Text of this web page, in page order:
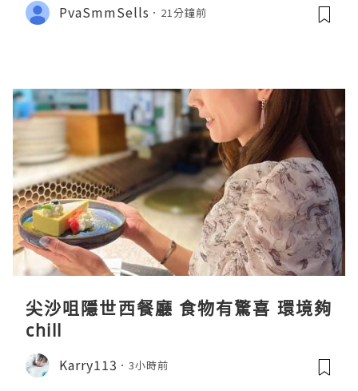
PvaSmmSells 21分鐘前
尖沙咀隱世西餐廳 食物有驚喜 環境夠
chill
Karry113 3小時前